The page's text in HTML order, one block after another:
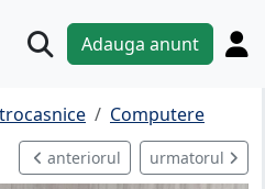
Adauga anunt
Computere
anteriorul urmatorul